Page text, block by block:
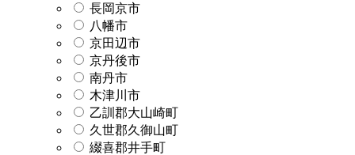
長岡京市
八幡市
京田辺市
京丹後市
南丹市
木津川市
乙訓郡大山崎町
久世郡久御山町
綴喜郡井手町